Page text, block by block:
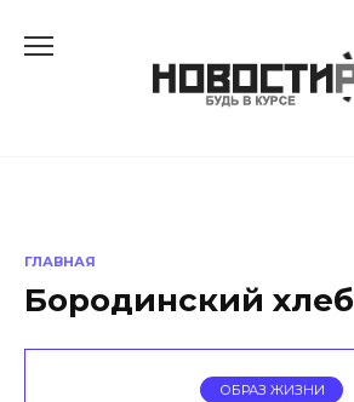
ГЛАВНАЯ
Бородинский хлеб
ОБРАЗ ЖИЗНИ